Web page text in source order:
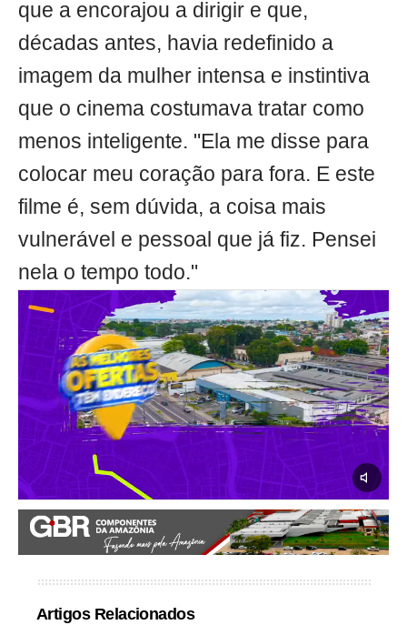
que a encorajou a dirigir e que,
décadas antes, havia redefinido a
imagem da mulher intensa e instintiva
que o cinema costumava tratar como
menos inteligente. "Ela me disse para
colocar meu coração para fora. E este
filme é, sem dúvida, a coisa mais
vulnerável e pessoal que já fiz. Pensei
nela o tempo todo."
Artigos Relacionados